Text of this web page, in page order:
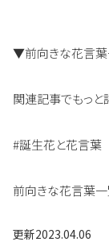
▼前向きな花言
関連記事でもっと
#誕生花と花言葉
前向きな花言葉
更新2023.04.06